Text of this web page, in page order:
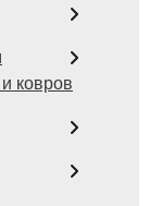
ковров